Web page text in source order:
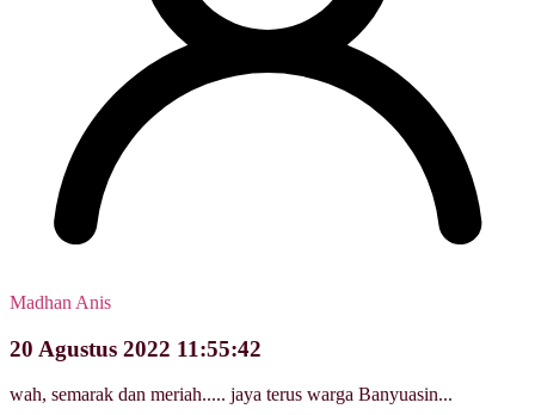
Madhan Anis
20 Agustus 2022 11:55:42
wah, semarak dan meriah..... jaya terus warga Banyuasin...